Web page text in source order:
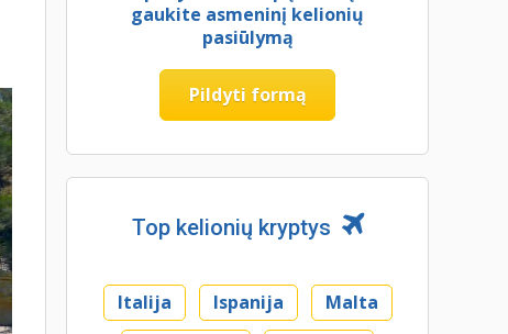
gaukite asmeninį kelionių
pasiūlymą
Pildyti formą
Top kelionių kryptys
Italija Ispanija
Malta